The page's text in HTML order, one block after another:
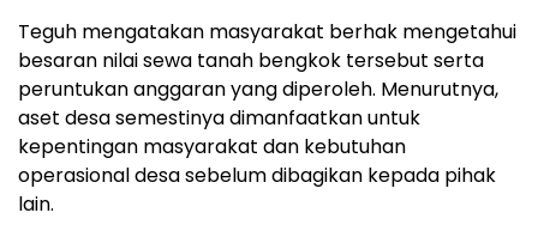
Teguh mengatakan masyarakat berhak mengetahui
besaran nilai sewa tanah bengkok tersebut serta
peruntukan anggaran yang diperoleh. Menurutnya,
aset desa semestinya dimanfaatkan untuk
kepentingan masyarakat dan kebutuhan
operasional desa sebelum dibagikan kepada pihak
lain.